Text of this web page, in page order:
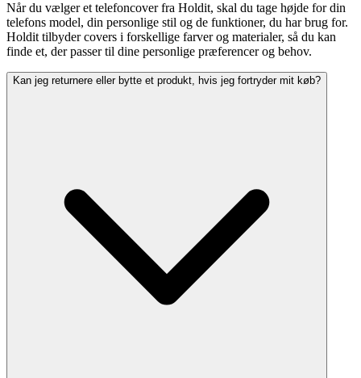
Når du vælger et telefoncover fra Holdit, skal du tage højde for din
telefons model, din personlige stil og de funktioner, du har brug for.
Holdit tilbyder covers i forskellige farver og materialer, så du kan
finde et, der passer til dine personlige præferencer og behov.
Kan jeg returnere eller bytte et produkt, hvis jeg fortryder mit køb?